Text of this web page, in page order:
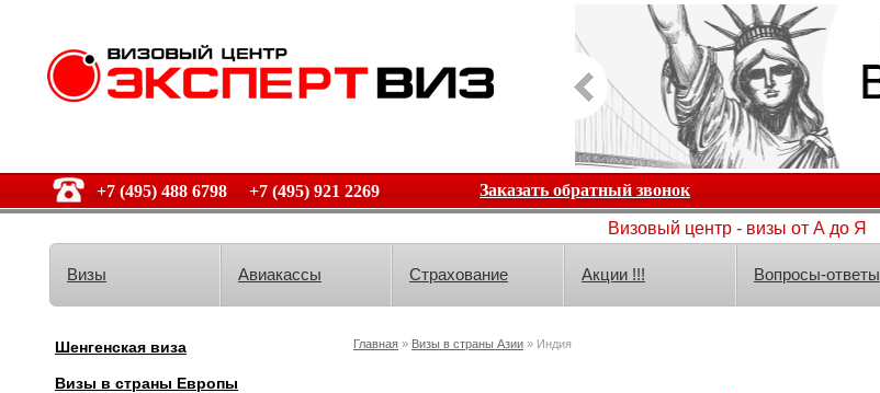
+7 (495) 488 6798 +7 (495) 921 2269 Заказать обратный звонок
Визовый центр - визы от А до Я
Визы Авиакассы Страхование Акции !!! Вопросы-ответы
Шенгенская виза
Визы в страны Европы
Главная » Визы в страны Азии » Индия